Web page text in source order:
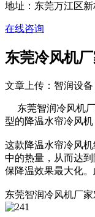
地址：东莞万江区
在线咨询
东莞冷风机
文章上传：智润设备
东莞智润冷风机厂
型的降温水帘冷风机
这款降温水帘冷风
中的热量，从而达
保降温效果最大化
东莞智润冷风机厂